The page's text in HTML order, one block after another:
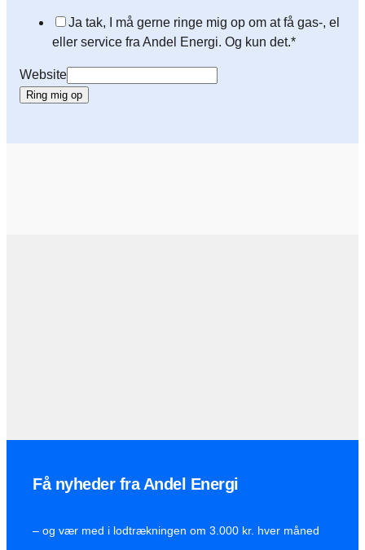
Ja tak, I må gerne ringe mig op om at få gas-, el
eller service fra Andel Energi. Og kun det.*
Website
Ring mig op
Få nyheder fra Andel Energi
– og vær med i lodtrækningen om 3.000 kr. hver måned